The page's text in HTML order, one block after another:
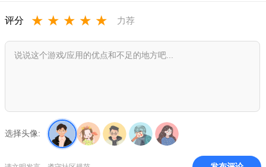
卸载已安装的应用
aurora store apk 3.2.9功能
1.最大的DAPP应用商店
2.最纯粹的DAPP玩家社区
评分 ★ ★ ★ ★ ★ 力荐
选择头像: